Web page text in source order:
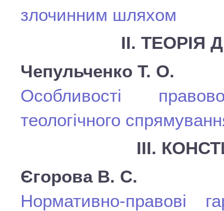
злочинним шляхом
ІІ.
Чепульченко Т. О.
Особливості
теологічного
ІІІ.
Єгорова В. С.
Нормативно-правові